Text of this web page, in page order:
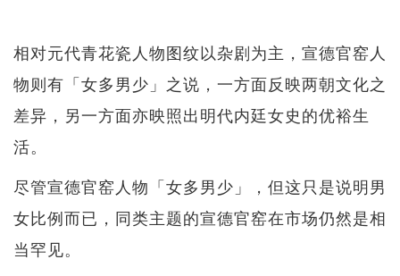
相对元代青花瓷人物图纹以杂剧为主，宣德官窑人
物则有「女多男少」之说，一方面反映两朝文化之
差异，另一方面亦映照出明代内廷女史的优裕生
活。
尽管宣德官窑人物「女多男少」，但这只是说明男
女比例而已，同类主题的宣德官窑在市场仍然是相
当罕见。